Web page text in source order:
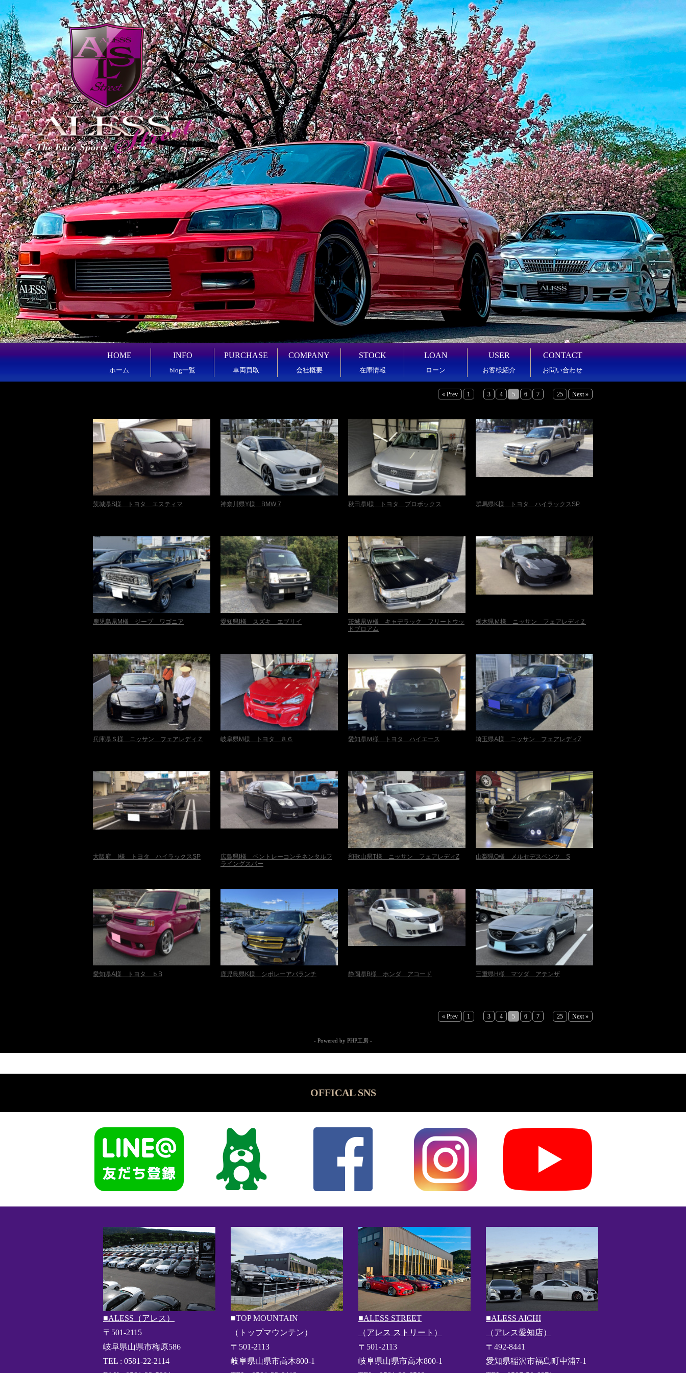
HOME
ホーム
INFO
blog一覧
PURCHASE
車両買取
COMPANY
会社概要
STOCK
在庫情報
LOAN
ローン
USER
お客様紹介
CONTACT
お問い合わせ
« Prev 1 3 4 5 6 7 25 Next »
茨城県S様 トヨタ エスティマ 神奈川県Y様 BMW 7 秋田県I様 トヨタ プロボックス 群馬県K様 トヨタ ハイラックスSP
鹿児島県M様 ジープ ワゴニア 愛知県I様 スズキ エブリイ
茨城県Ｗ様 キャデラック フリートウッ
ドブロアム
栃木県Ｍ様 ニッサン フェアレディＺ
兵庫県Ｓ様 ニッサン フェアレディＺ 岐阜県M様 トヨタ ８６ 愛知県Ｍ様 トヨタ ハイエース 埼玉県A様 ニッサン フェアレディZ
大阪府 I様 トヨタ ハイラックスSP
広島県I様 ベントレーコンチネンタルフ
ライングスパー
和歌山県T様 ニッサン フェアレディZ 山梨県O様 メルセデスベンツ S
愛知県A様 トヨタ ｂB 鹿児島県K様 シボレーアバランチ 静岡県B様 ホンダ アコード 三重県H様 マツダ アテンザ
« Prev 1 3 4 5 6 7 25 Next »
- Powered by PHP工房 -
OFFICAL SNS
■ALESS（アレス）
〒501-2115
岐阜県山県市梅原586
TEL : 0581-22-2114
■TOP MOUNTAIN
（トップマウンテン）
〒501-2113
岐阜県山県市高木800-1
■ALESS STREET
（アレス ストリート）
〒501-2113
岐阜県山県市高木800-1
■ALESS AICHI
（アレス愛知店）
〒492-8441
愛知県稲沢市福島町中浦7-1